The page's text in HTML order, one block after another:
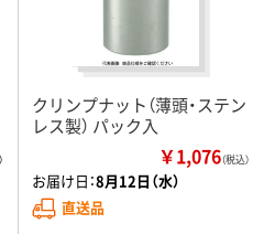
クリンプナット（薄頭・ステン
レス製） パック入
￥1,076（税込）
お届け日：8月12日（水）
直送品